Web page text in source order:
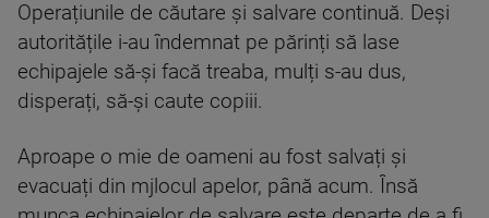
Operațiunile de căutare și salvare continuă. Deși
autoritățile i-au îndemnat pe părinți să lase
echipajele să-și facă treaba, mulți s-au dus,
disperați, să-și caute copiii.
Aproape o mie de oameni au fost salvați și
evacuați din mjlocul apelor, până acum. Însă